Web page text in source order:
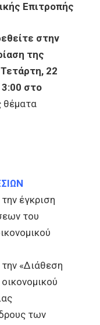
Επιτροπής
στην
της
22
στο
θέματα
έγκριση
του
«Διάθεση
των